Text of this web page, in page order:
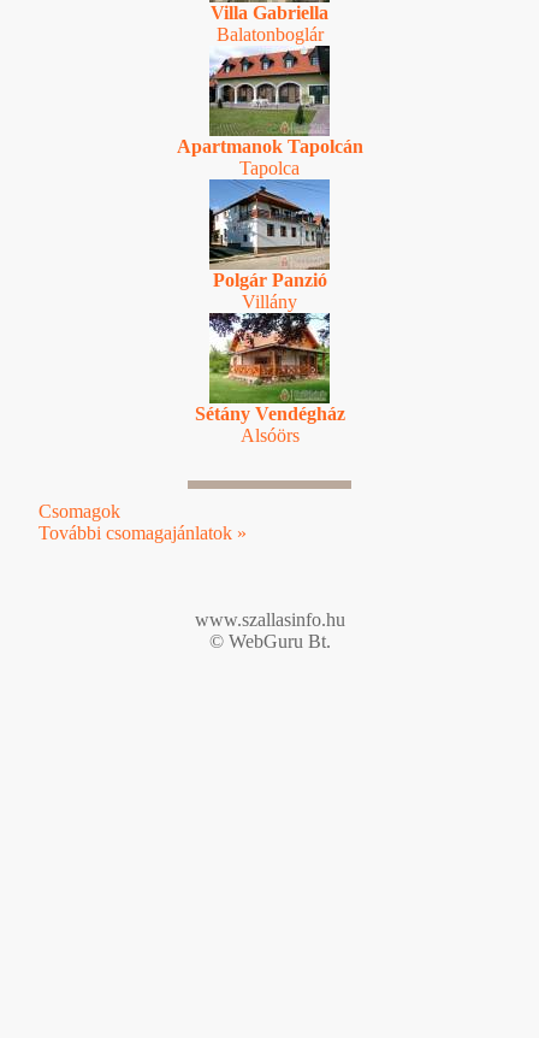
Villa Gabriella
Balatonboglár
Apartmanok Tapolcán
Tapolca
Polgár Panzió
Villány
Sétány Vendégház
Alsóörs
Csomagok
További csomagajánlatok »
www.szallasinfo.hu
© WebGuru Bt.